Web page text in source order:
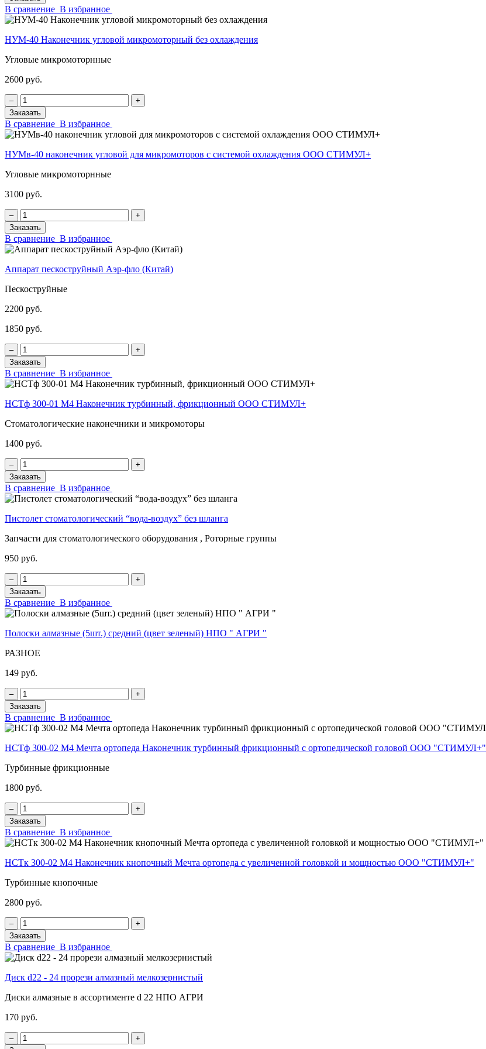
В сравнение В избранное
НУМ-40 Наконечник угловой микромоторный без охлаждения
Угловые микромоторнные
2600 руб.
‒
+
Заказать
В сравнение В избранное
НУМв-40 наконечник угловой для микромоторов с системой охлаждения ООО СТИМУЛ+
Угловые микромоторнные
3100 руб.
‒
+
Заказать
В сравнение В избранное
Аппарат пескоструйный Аэр-фло (Китай)
Пескоструйные
2200 руб.
1850 руб.
‒
+
Заказать
В сравнение В избранное
НСТф 300-01 М4 Наконечник турбинный, фрикционный ООО СТИМУЛ+
Стоматологические наконечники и микромоторы
1400 руб.
‒
+
Заказать
В сравнение В избранное
Пистолет стоматологический “вода-воздух” без шланга
Запчасти для стоматологического оборудования , Роторные группы
950 руб.
‒
+
Заказать
В сравнение В избранное
Полоски алмазные (5шт.) средний (цвет зеленый) НПО " АГРИ "
РАЗНОЕ
149 руб.
‒
+
Заказать
В сравнение В избранное
НСТф 300-02 М4 Мечта ортопеда Наконечник турбинный фрикционный с ортопедической головой ООО "СТИМУЛ+"
Турбинные фрикционные
1800 руб.
‒
+
Заказать
В сравнение В избранное
НСТк 300-02 М4 Наконечник кнопочный Мечта ортопеда с увеличенной головкой и мощностью ООО "СТИМУЛ+"
Турбинные кнопочные
2800 руб.
‒
+
Заказать
В сравнение В избранное
Диск d22 - 24 прорези алмазный мелкозернистый
Диски алмазные в ассортименте d 22 НПО АГРИ
170 руб.
‒
+